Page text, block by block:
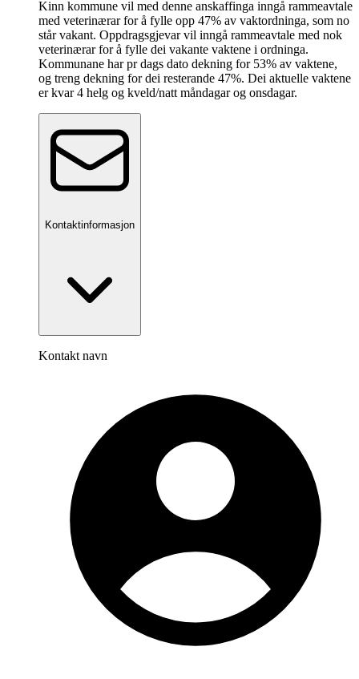
Kinn kommune vil med denne anskaffinga inngå rammeavtale
med veterinærar for å fylle opp 47% av vaktordninga, som no
står vakant. Oppdragsgjevar vil inngå rammeavtale med nok
veterinærar for å fylle dei vakante vaktene i ordninga.
Kommunane har pr dags dato dekning for 53% av vaktene,
og treng dekning for dei resterande 47%. Dei aktuelle vaktene
er kvar 4 helg og kveld/natt måndagar og onsdagar.
Kontaktinformasjon
Kontakt navn